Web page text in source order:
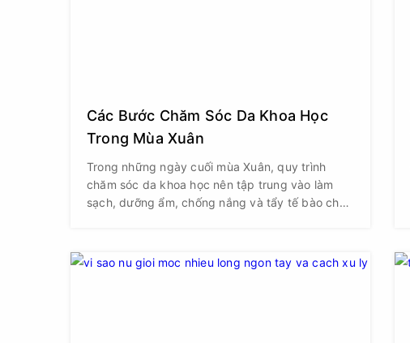
Các Bước Chăm Sóc Da Khoa Học
Trong Mùa Xuân
Trong những ngày cuối mùa Xuân, quy trình
chăm sóc da khoa học nên tập trung vào làm
sạch, dưỡng ẩm, chống nắng và tẩy tế bào chết